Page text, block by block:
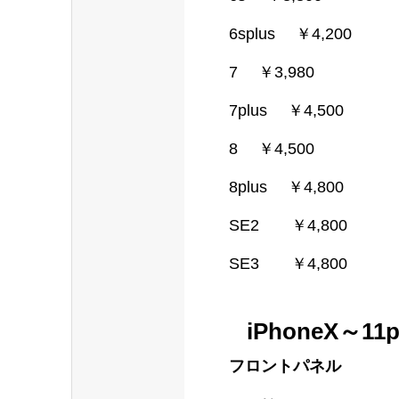
6splus ￥4,200
7 ￥3,980
7plus ￥4,500
8 ￥4,500
8plus ￥4,800
SE2 ￥4,800
SE3 ￥4,800
iPhoneX～
フロントパネル